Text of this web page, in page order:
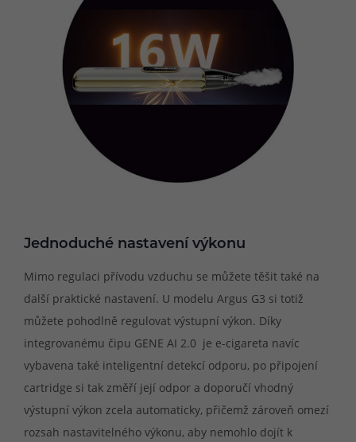
Jednoduché nastavení výkonu
Mimo regulaci přívodu vzduchu se můžete těšit také na
další praktické nastavení. U modelu Argus G3 si totiž
můžete pohodlně regulovat výstupní výkon. Díky
integrovanému čipu GENE AI 2.0 je e-cigareta navíc
vybavena také inteligentní detekcí odporu, po připojení
cartridge si tak změří její odpor a doporučí vhodný
výstupní výkon zcela automaticky, přičemž zároveň omezí
rozsah nastavitelného výkonu, aby nemohlo dojít k